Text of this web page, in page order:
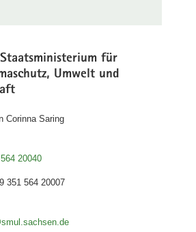
Staatsministerium für
Umwelt und
Corinna Saring
20040
351 564 20007